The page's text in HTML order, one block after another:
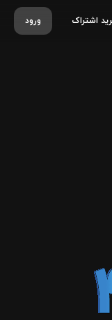
ورود اشتراک